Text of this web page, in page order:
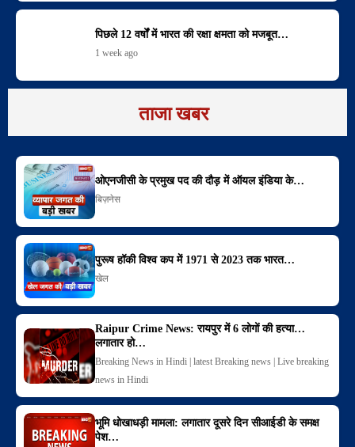
पिछले 12 वर्षों में भारत की रक्षा क्षमता को मजबूत…
1 week ago
ताजा खबर
ओएनजीसी के प्रमुख पद की दौड़ में ऑयल इंडिया के…
बिज़नेस
पुरूष हॉकी विश्व कप में 1971 से 2023 तक भारत…
खेल
Raipur Crime News: रायपुर में 6 लोगों की हत्या…
लगातार हो…
Breaking News in Hindi | latest Breaking news | Live breaking
news in Hindi
भूमि धोखाधड़ी मामला: लगातार दूसरे दिन सीआईडी के समक्ष
पेश…